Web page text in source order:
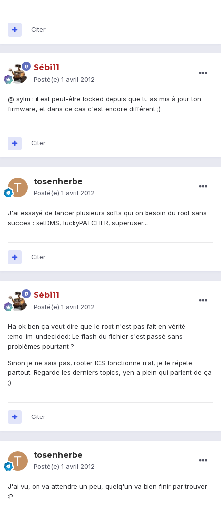
Citer
Sébi11
Posté(e) 1 avril 2012
@ sylm : il est peut-être locked depuis que tu as mis à jour ton
firmware, et dans ce cas c'est encore différent ;)
Citer
tosenherbe
Posté(e) 1 avril 2012
J'ai essayé de lancer plusieurs softs qui on besoin du root sans
succes : setDMS, luckyPATCHER, superuser....
Citer
Sébi11
Posté(e) 1 avril 2012
Ha ok ben ça veut dire que le root n'est pas fait en vérité
:emo_im_undecided: Le flash du fichier s'est passé sans
problèmes pourtant ?
Sinon je ne sais pas, rooter ICS fonctionne mal, je le répète
partout. Regarde les derniers topics, yen a plein qui parlent de ça
;)
Citer
tosenherbe
Posté(e) 1 avril 2012
J'ai vu, on va attendre un peu, quelq'un va bien finir par trouver
:P